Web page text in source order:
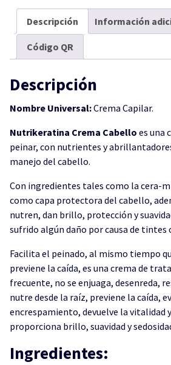
Descripción Información
Código QR
Descripción
Nombre Universal:Crema Capilar.
Nutrikeratina Crema Cabello es una
peinar, con nutrientes y
manejo del cabello.
Con ingredientes tales como la cera-
como capa protectora del cabello,
nutren, dan brillo, protección y
sufrido algún daño por causa de tintes
Facilita el peinado, al mismo tiempo
previene la caída, es una crema de
frecuente, no se enjuaga, desenreda,
nutre desde la raíz, previene la caída,
encrespamiento, devuelve la vitalidad
proporciona brillo, suavidad y
Ingredientes: